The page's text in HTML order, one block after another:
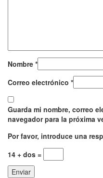
Nombre *
Correo electrónico *
Guarda mi nombre, correo
navegador para la próxima
Por favor, introduce una
14 + dos =